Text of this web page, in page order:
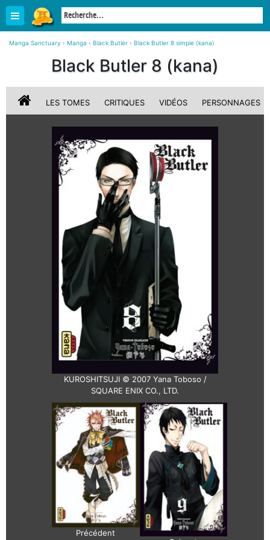
Manga Sanctuary › Manga › Black Butler › Black Butler 8 simple (kana)
Black Butler 8 (kana)
LES TOMES CRITIQUES VIDÉOS PERSONNAGES
KUROSHITSUJI © 2007 Yana Toboso /
SQUARE ENIX CO., LTD.
Précédent